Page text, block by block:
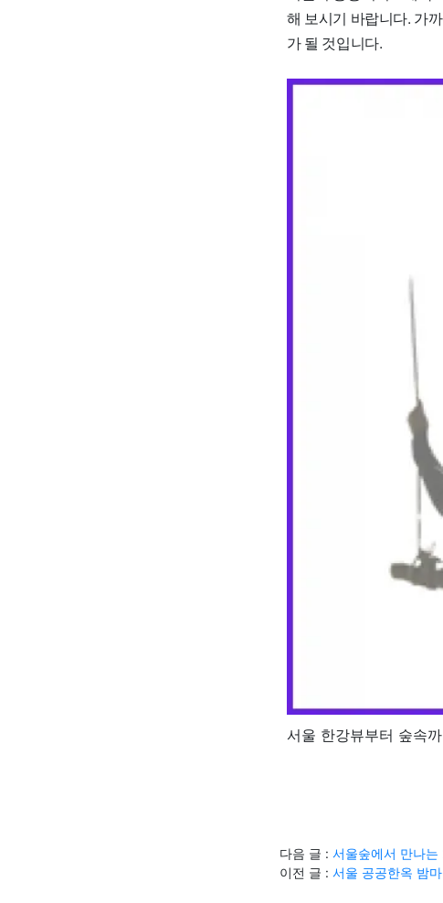
해 보시기 바랍니다. 가
가 될 것입니다.
서울 한강뷰부터 숲속
다음 글 : 서울숲에서 만나
이전 글 : 서울 공공한옥 밤